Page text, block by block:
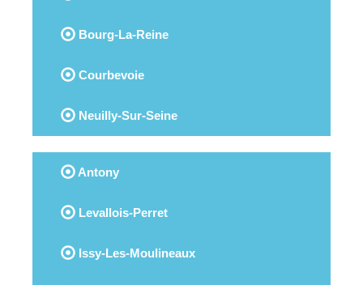
Bourg-La-Reine
Courbevoie
Neuilly-Sur-Seine
Antony
Levallois-Perret
Issy-Les-Moulineaux